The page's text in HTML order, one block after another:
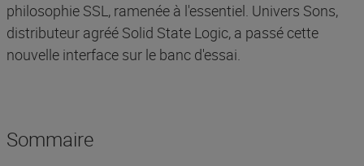
philosophie SSL, ramenée à l'essentiel. Univers Sons,
distributeur agréé Solid State Logic, a passé cette
nouvelle interface sur le banc d'essai.
Sommaire